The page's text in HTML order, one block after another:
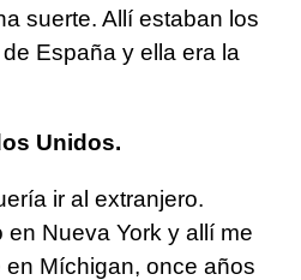
suerte. Allí estaban los
España y ella era la
Unidos.
ir al extranjero.
Nueva York y allí me
Míchigan, once años